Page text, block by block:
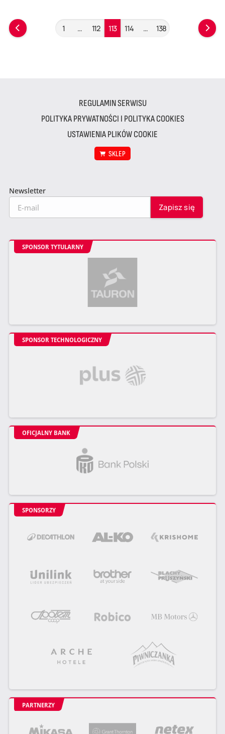
1 … 112 113 114 … 138
REGULAMIN SERWISU
POLITYKA PRYWATNOŚCI I POLITYKA COOKIES
USTAWIENIA PLIKÓW COOKIE
SKLEP
Newsletter
SPONSOR TYTULARNY
SPONSOR TECHNOLOGICZNY
OFICJALNY BANK
SPONSORZY
PARTNERZY